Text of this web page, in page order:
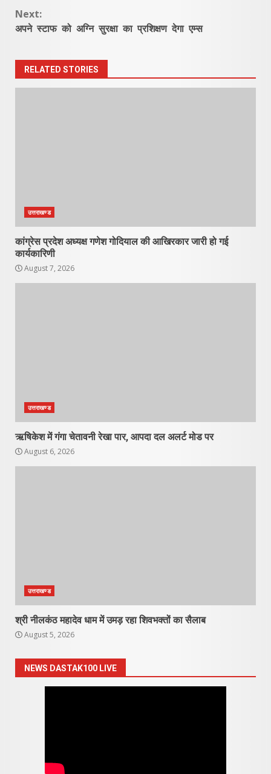
Next:
अपने स्टाफ को अग्नि सुरक्षा का प्रशिक्षण देगा एम्स
RELATED STORIES
उत्तराखण्ड
कांग्रेस प्रदेश अध्यक्ष गणेश गोदियाल की आखिरकार जारी हो गई
कार्यकारिणी
August 7, 2026
उत्तराखण्ड
ऋषिकेश में गंगा चेतावनी रेखा पार, आपदा दल अलर्ट मोड पर
August 6, 2026
उत्तराखण्ड
श्री नीलकंठ महादेव धाम में उमड़ रहा शिवभक्तों का सैलाब
August 5, 2026
NEWS DASTAK100 LIVE